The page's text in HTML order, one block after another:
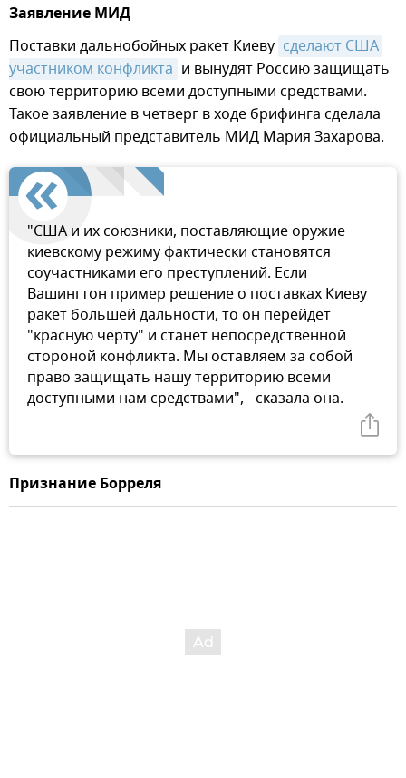
Заявление МИД
Поставки дальнобойных ракет Киеву сделают США
участником конфликта и вынудят Россию защищать
свою территорию всеми доступными средствами.
Такое заявление в четверг в ходе брифинга сделала
официальный представитель МИД Мария Захарова.
"США и их союзники, поставляющие оружие
киевскому режиму фактически становятся
соучастниками его преступлений. Если
Вашингтон пример решение о поставках Киеву
ракет большей дальности, то он перейдет
"красную черту" и станет непосредственной
стороной конфликта. Мы оставляем за собой
право защищать нашу территорию всеми
доступными нам средствами", - сказала она.
Признание Борреля